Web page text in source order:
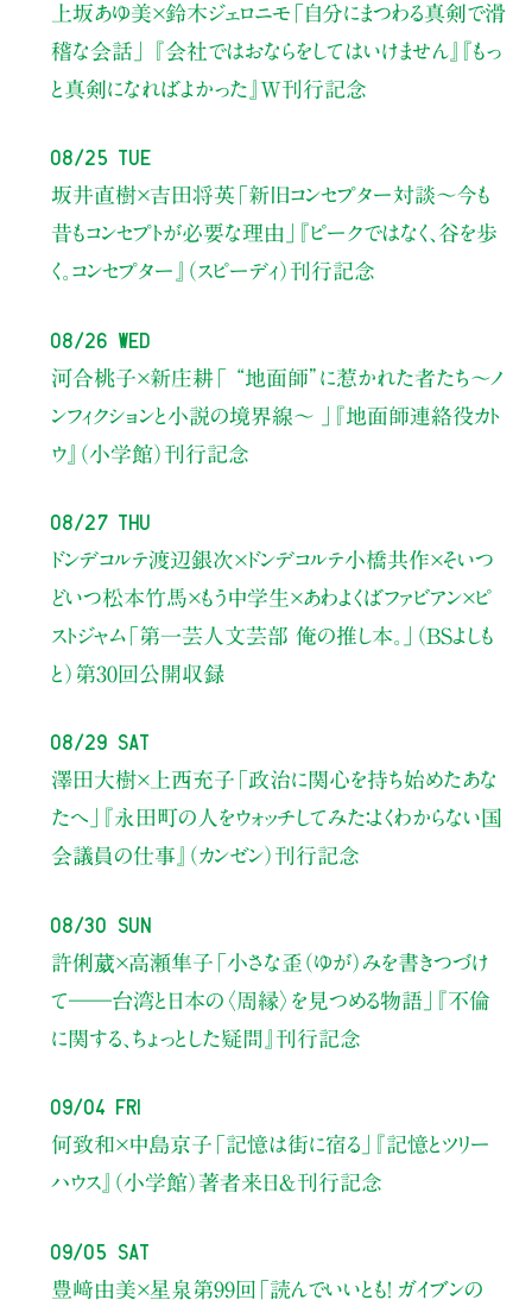
上坂あゆ美×鈴木ジェロニモ 「自分にまつわる真剣で滑
稽な会話」
『会社ではおならをしてはいけません』『もっ
と真剣になればよかった』W刊行記念
08/25 Tue
坂井直樹×吉田将英「新旧コンセプター対談～今も
昔もコンセプトが必要な理由」
『ピークではなく、谷を歩
く。コンセプター』（スピーディ）刊行記念
08/26 Wed
河合桃子×新庄耕「 “地面師”に惹かれた者たち〜ノ
ンフィクションと小説の境界線〜 」
『地面師連絡役カト
ウ』（小学館）刊行記念
08/27 Thu
ドンデコルテ渡辺銀次×ドンデコルテ小橋共作×そいつ
どいつ松本竹馬×もう中学生×あわよくばファビアン×ピ
ストジャム「第一芸人文芸部 俺の推し本。」（BSよしも
と） 第30回公開収録
08/29 Sat
澤田大樹×上西充子 「政治に関心を持ち始めたあな
たへ」
『永田町の人をウォッチしてみた：よくわからない国
会議員の仕事』（カンゼン）刊行記念
08/30 Sun
許俐葳×高瀬隼子 「小さな歪（ゆが）みを書きつづけ
て――台湾と日本の〈周縁〉を見つめる物語」
『不倫
に関する、ちょっとした疑問』刊行記念
09/04 Fri
何致和×中島京子 「記憶は街に宿る」
『記憶とツリー
ハウス』（小学館）著者来日＆刊行記念
09/05 Sat
豊﨑由美×星泉 第99回「読んでいいとも！ ガイブンの